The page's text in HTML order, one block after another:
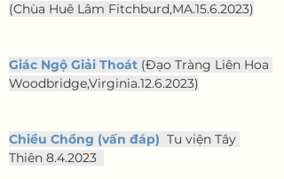
(Chùa Huê Lâm Fitchburd,MA.15.6.2023)
Giác Ngộ Giải Thoát (Đạo Tràng Liên Hoa
Woodbridge,Virginia.12.6.2023)
Chiều Chồng (vấn đáp) Tu viện Tây
Thiên 8.4.2023